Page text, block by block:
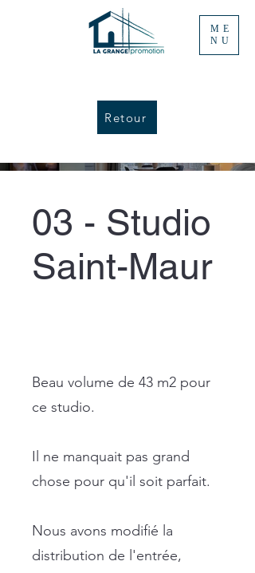
ME
NU
Retour
03 - Studio
Saint-Maur
Beau volume de 43 m2 pour
ce studio.
Il ne manquait pas grand
chose pour qu'il soit parfait.
Nous avons modifié la
distribution de l'entrée,